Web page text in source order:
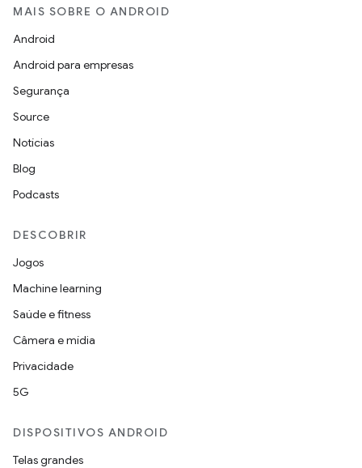
MAIS SOBRE O ANDROID
Android
Android para empresas
Segurança
Source
Notícias
Blog
Podcasts
DESCOBRIR
Jogos
Machine learning
Saúde e fitness
Câmera e mídia
Privacidade
5G
DISPOSITIVOS ANDROID
Telas grandes